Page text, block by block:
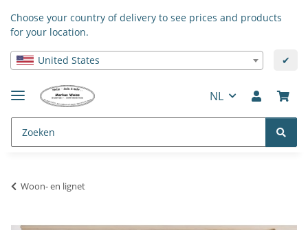
Choose your country of delivery to see prices and products
for your location.
United States ✔
NL
Woon- en lignet